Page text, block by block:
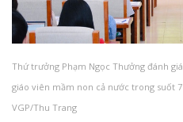
Thứ trưởng Phạm Ngọc Thưởng đánh
giáo viên mầm non cả nước trong suốt
VGP/Thu Trang